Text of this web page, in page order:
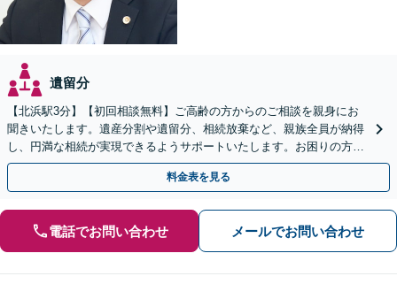
遺留分
【北浜駅3分】【初回相談無料】ご高齢の方からのご相談を親身にお
聞きいたします。遺産分割や遺留分、相続放棄など、親族全員が納得
し、円満な相続が実現できるようサポートいたします。お困りの方は
【メール】にてお問い合わせください。【ビデオ相談可】
料金表を見る
電話でお問い合わせ メールでお問い合わせ